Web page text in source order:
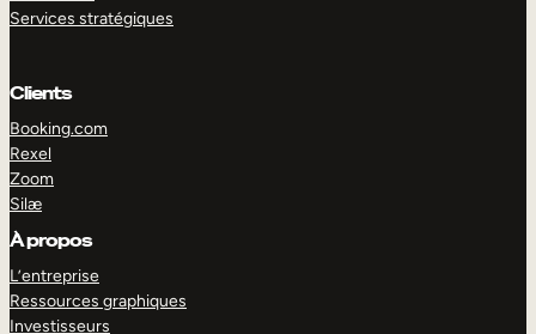
Services stratégiques
Clients
Booking.com
Rexel
Zoom
Silæ
À propos
L’entreprise
Ressources graphiques
Investisseurs